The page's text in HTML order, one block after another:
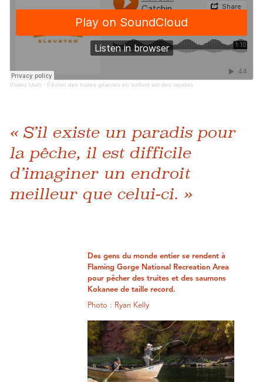
Visitez Utah · Pêcher des truites géantes en surfant sur des rapides
« S’il existe un paradis pour
la pêche, il est difficile
d’imaginer un endroit
meilleur que celui-ci. »
Des gens du monde entier se rendent à
Flaming Gorge National Recreation Area
pour pêcher des truites et des saumons
Kokanee de taille record.
Photo : Ryan Kelly